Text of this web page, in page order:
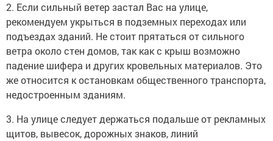
2. Если сильный ветер застал Вас на улице,
рекомендуем укрыться в подземных переходах или
подъездах зданий. Не стоит прятаться от сильного
ветра около стен домов, так как с крыш возможно
падение шифера и других кровельных материалов. Это
же относится к остановкам общественного транспорта,
недостроенным зданиям.
3. На улице следует держаться подальше от рекламных
щитов, вывесок, дорожных знаков, линий